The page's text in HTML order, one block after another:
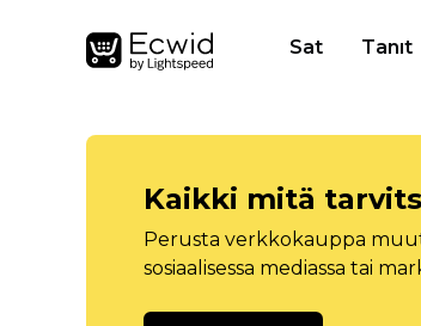
Sat Tanıt
Kaikki mitä
Perusta verkkokauppa
sosiaalisessa mediassa tai